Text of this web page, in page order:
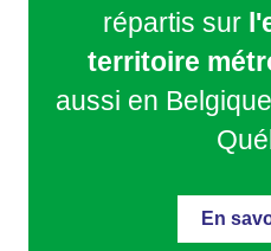
répartis sur
territoire
aussi en
En